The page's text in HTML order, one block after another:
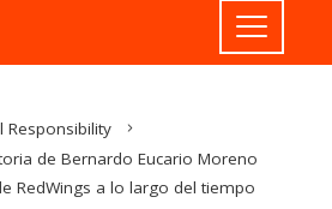
Responsibility
de Bernardo Eucario Moreno
RedWings a lo largo del tiempo